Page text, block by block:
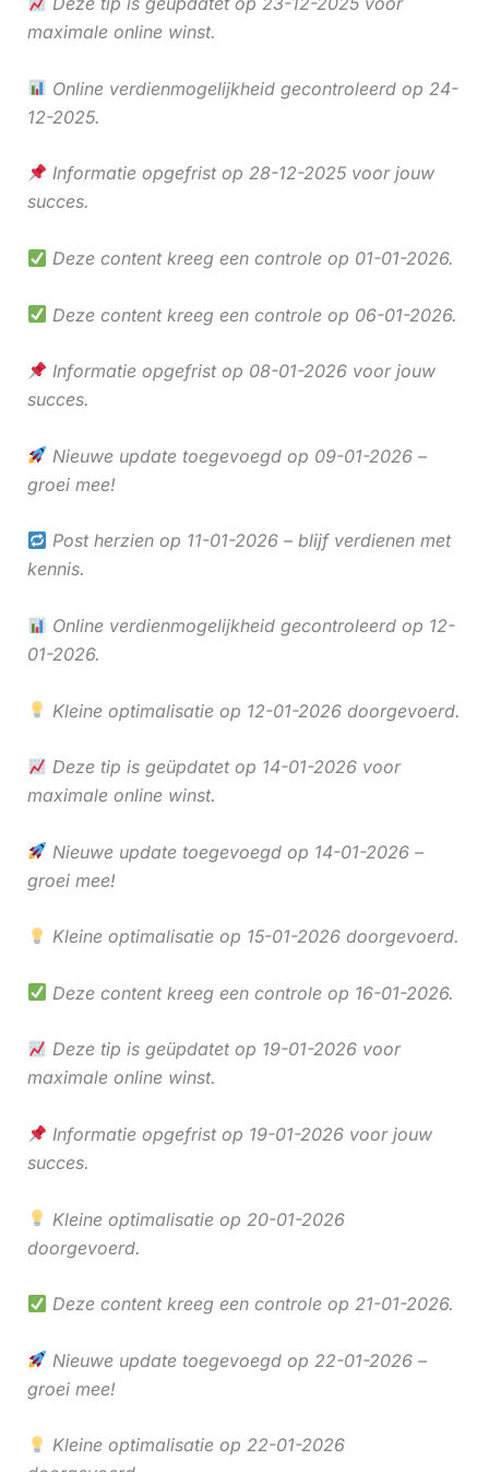
maximale online winst.
Online verdienmogelijkheid gecontroleerd op 24-
12-2025.
Informatie opgefrist op 28-12-2025 voor jouw
succes.
Deze content kreeg een controle op 01-01-2026.
Deze content kreeg een controle op 06-01-2026.
Informatie opgefrist op 08-01-2026 voor jouw
succes.
Nieuwe update toegevoegd op 09-01-2026 –
groei mee!
Post herzien op 11-01-2026 – blijf verdienen met
kennis.
Online verdienmogelijkheid gecontroleerd op 12-
01-2026.
Kleine optimalisatie op 12-01-2026 doorgevoerd.
Deze tip is geüpdatet op 14-01-2026 voor
maximale online winst.
Nieuwe update toegevoegd op 14-01-2026 –
groei mee!
Kleine optimalisatie op 15-01-2026 doorgevoerd.
Deze content kreeg een controle op 16-01-2026.
Deze tip is geüpdatet op 19-01-2026 voor
maximale online winst.
Informatie opgefrist op 19-01-2026 voor jouw
succes.
Kleine optimalisatie op 20-01-2026
doorgevoerd.
Deze content kreeg een controle op 21-01-2026.
Nieuwe update toegevoegd op 22-01-2026 –
groei mee!
Kleine optimalisatie op 22-01-2026